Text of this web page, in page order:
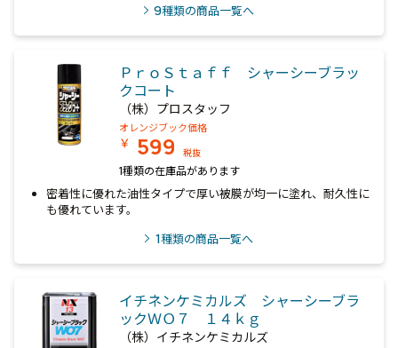
9種類の商品一覧へ
ＰｒｏＳｔａｆｆ シャーシーブラッ
クコート
（株）プロスタッフ
オレンジブック価格
￥ 599 税抜
1種類の在庫品があります
密着性に優れた油性タイプで厚い被膜が均一に塗れ、耐久性に
も優れています。
1種類の商品一覧へ
イチネンケミカルズ シャーシーブラ
ックＷＯ７ １４ｋｇ
（株）イチネンケミカルズ